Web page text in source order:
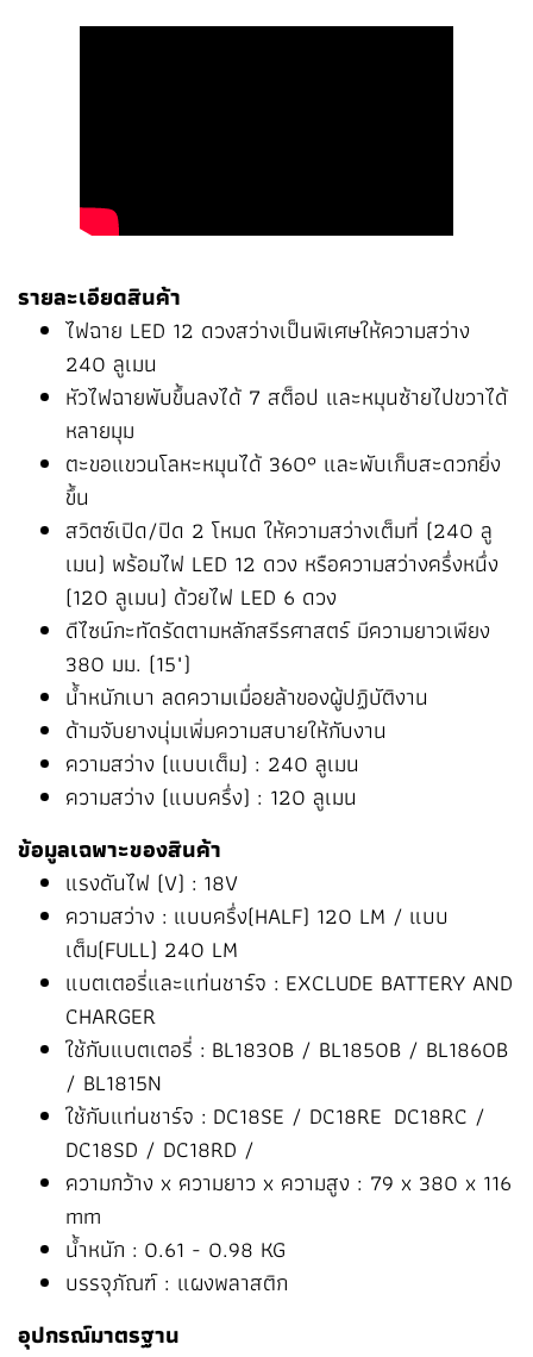
รายละเอียดสินค้า
ไฟฉาย LED 12 ดวงสว่างเป็นพิเศษให้ความสว่าง
240 ลูเมน
หัวไฟฉายพับขึ้นลงได้ 7 สต็อป และหมุนซ้ายไปขวาได้
หลายมุม
ตะขอแขวนโลหะหมุนได้ 360° และพับเก็บสะดวกยิ่ง
ขึ้น
สวิตซ์เปิด/ปิด 2 โหมด ให้ความสว่างเต็มที่ (240 ลู
เมน) พร้อมไฟ LED 12 ดวง หรือความสว่างครึ่งหนึ่ง
(120 ลูเมน) ด้วยไฟ LED 6 ดวง
ดีไซน์กะทัดรัดตามหลักสรีรศาสตร์ มีความยาวเพียง
380 มม. (15")
น้ำหนักเบา ลดความเมื่อยล้าของผู้ปฏิบัติงาน
ด้ามจับยางนุ่มเพิ่มความสบายให้กับงาน
ความสว่าง (แบบเต็ม) : 240 ลูเมน
ความสว่าง (แบบครึ่ง) : 120 ลูเมน
ข้อมูลเฉพาะของสินค้า
แรงดันไฟ (V) : 18V
ความสว่าง : แบบครึ่ง(HALF) 120 LM / แบบ
เต็ม(FULL) 240 LM
แบตเตอรี่และแท่นชาร์จ : EXCLUDE BATTERY AND
CHARGER
ใช้กับแบตเตอรี่ : BL1830B / BL1850B / BL1860B
/ BL1815N
ใช้กับแท่นชาร์จ : DC18SE / DC18RE DC18RC /
DC18SD / DC18RD /
ความกว้าง x ความยาว x ความสูง : 79 x 380 x 116
mm
น้ำหนัก : 0.61 - 0.98 KG
บรรจุภัณฑ์ : แผงพลาสติก
อุปกรณ์มาตรฐาน